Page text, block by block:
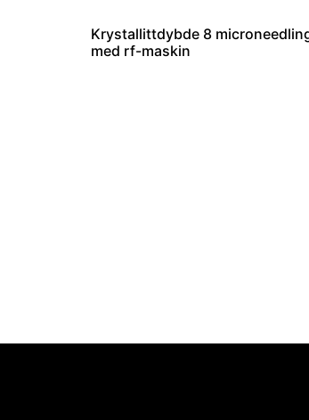
Krystallittdybde 8
med rf-maskin